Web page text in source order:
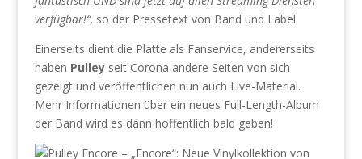
verfügbar!“, so der Pressetext von Band und Label.
Einerseits dient die Platte als Fanservice, andererseits
haben Pulleyseit Corona andere Seiten von sich
gezeigt und veröffentlichen nun auch Live-Material.
Mehr Informationen über ein neues Full-Length-Album
der Band wird es dann hoffentlich bald geben!